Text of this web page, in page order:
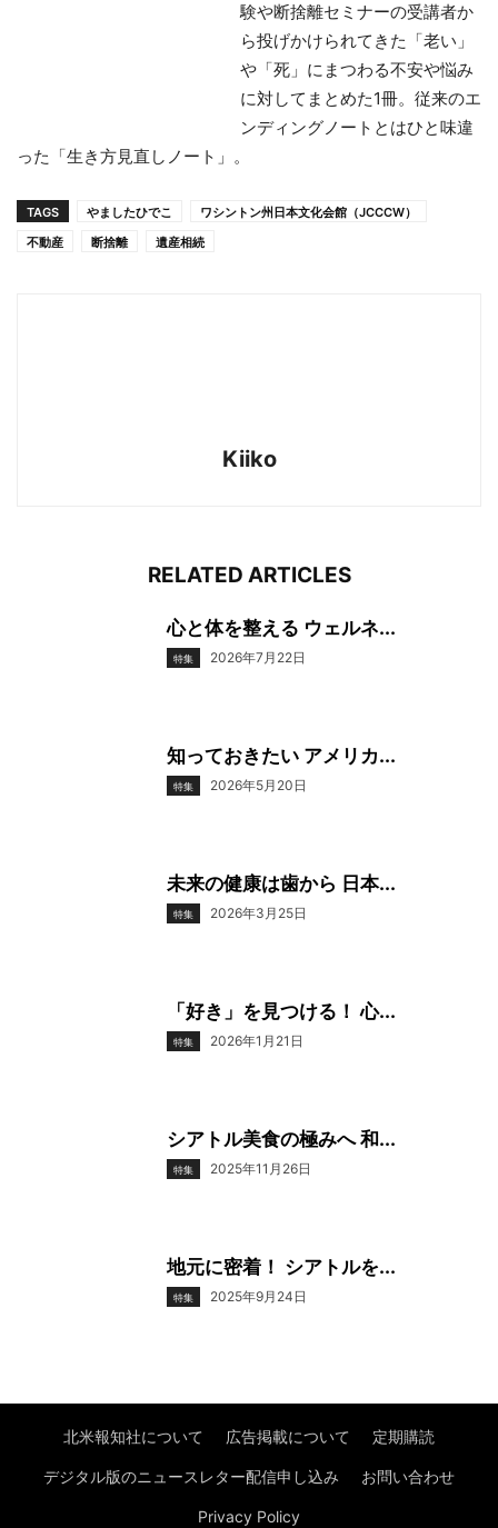
験や断捨離セミナーの受講者か
ら投げかけられてきた「老い」
や「死」にまつわる不安や悩み
に対してまとめた1冊。従来のエ
ンディングノートとはひと味違
った「生き方見直しノート」。
TAGS やましたひでこ
ワシントン州日本文化会館（JCCCW）
不動産
断捨離 遺産相続
Kiiko
RELATED ARTICLES
心と体を整える ウェルネ...
特集 2026年7月22日
知っておきたい アメリカ...
特集 2026年5月20日
未来の健康は歯から 日本...
特集 2026年3月25日
「好き」を見つける！ 心...
特集 2026年1月21日
シアトル美食の極みへ 和...
特集 2025年11月26日
地元に密着！ シアトルを...
特集 2025年9月24日
北米報知社について 広告掲載について 定期購読
デジタル版のニュースレター配信申し込み お問い合わせ
Privacy Policy